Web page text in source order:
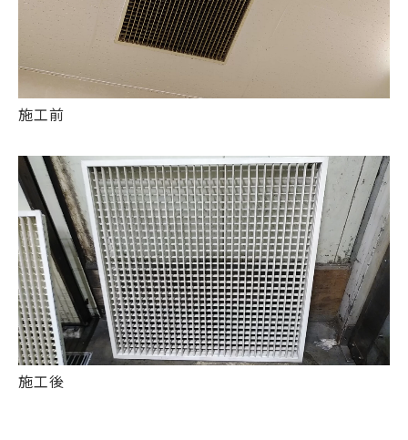
施工前
施工後